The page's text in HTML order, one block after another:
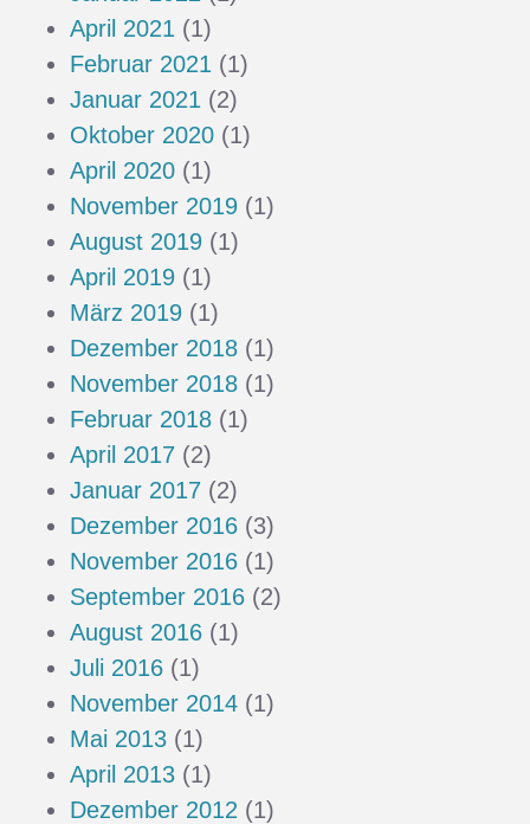
April 2021 (1)
Februar 2021 (1)
Januar 2021 (2)
Oktober 2020 (1)
April 2020 (1)
November 2019 (1)
August 2019 (1)
April 2019 (1)
März 2019 (1)
Dezember 2018 (1)
November 2018 (1)
Februar 2018 (1)
April 2017 (2)
Januar 2017 (2)
Dezember 2016 (3)
November 2016 (1)
September 2016 (2)
August 2016 (1)
Juli 2016 (1)
November 2014 (1)
Mai 2013 (1)
April 2013 (1)
Dezember 2012 (1)